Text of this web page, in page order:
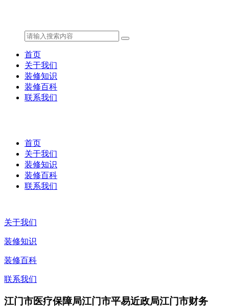
首页
关于我们
装修知识
装修百科
联系我们
首页
关于我们
装修知识
装修百科
联系我们
关于我们
装修知识
装修百科
联系我们
江门市医疗保障局江门市平易近政局江门市财务